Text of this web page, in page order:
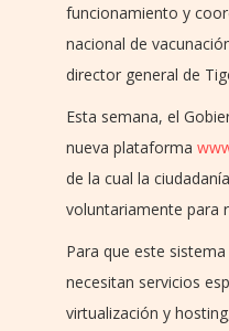
funcionamiento y
nacional de
director general de
Esta semana, el
nueva plataforma
de la cual la
voluntariamente para
Para que este
necesitan servicios
virtualización y